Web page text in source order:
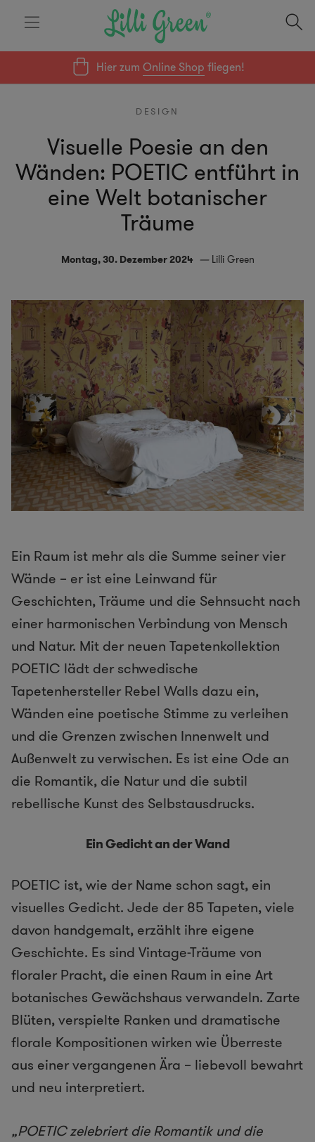
Hier zumOnline Shop fliegen!
DESIGN
Visuelle Poesie an den
Wänden: POETIC entführt in
eine Welt botanischer
Träume
Montag, 30. Dezember 2024 Lilli Green
Ein Raum ist mehr als die Summe seiner vier
Wände – er ist eine Leinwand für
Geschichten, Träume und die Sehnsucht nach
einer harmonischen Verbindung von Mensch
und Natur. Mit der neuen Tapetenkollektion
POETIC lädt der schwedische
Tapetenhersteller Rebel Walls dazu ein,
Wänden eine poetische Stimme zu verleihen
und die Grenzen zwischen Innenwelt und
Außenwelt zu verwischen. Es ist eine Ode an
die Romantik, die Natur und die subtil
rebellische Kunst des Selbstausdrucks.
Ein Gedicht an der Wand
POETIC ist, wie der Name schon sagt, ein
visuelles Gedicht. Jede der 85 Tapeten, viele
davon handgemalt, erzählt ihre eigene
Geschichte. Es sind Vintage-Träume von
floraler Pracht, die einen Raum in eine Art
botanisches Gewächshaus verwandeln. Zarte
Blüten, verspielte Ranken und dramatische
florale Kompositionen wirken wie Überreste
aus einer vergangenen Ära – liebevoll bewahrt
und neu interpretiert.
„POETIC zelebriert die Romantik und die